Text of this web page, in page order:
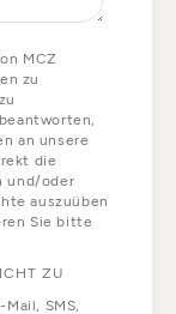
MCZ
zu
an unsere
die
und/oder
auszuüben
Sie bitte
ZU
SMS,